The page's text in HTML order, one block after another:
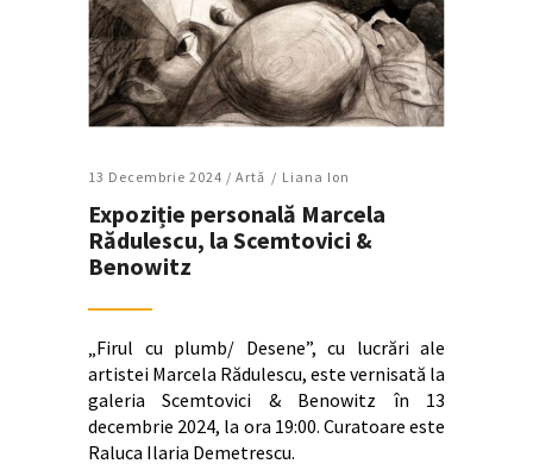
13 Decembrie 2024 / Artǎ Liana Ion
Expoziție personală Marcela
Rădulescu, la Scemtovici &
Benowitz
„Firul cu plumb/ Desene”, cu lucrări ale
artistei Marcela Rădulescu, este vernisată la
galeria Scemtovici & Benowitz în 13
decembrie 2024, la ora 19:00. Curatoare este
Raluca Ilaria Demetrescu.